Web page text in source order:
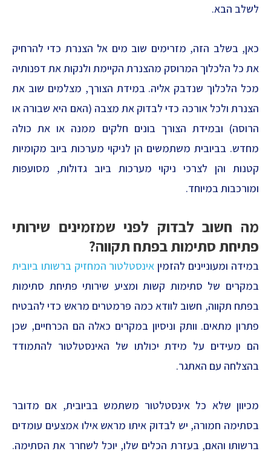
לשלב הבא.
כאן, בשלב הזה, מזרימים שוב מים אל הצנרת כדי להרחיק
את כל הלכלוך המרוסק מהצנרת הקיימת ולנקות את דפנותיה
מכל הלכלוך שנדבק אליה. במידת הצורך, מצלמים שוב את
הצנרת ולכל אורכה כדי לבדוק את מצבה (האם היא שבורה או
הרוסה) ובמידת הצורך בונים חלקים ממנה או את כולה
מחדש. בביובית משתמשים הן לניקוי מערכות ביוב מקומיות
קטנות והן לצרכי ניקוי מערכות ביוב גדולות, מסועפות
ומורכבות במיוחד.
מה חשוב לבדוק לפני שמזמינים שירותי
פתיחת סתימות בפתח תקווה?
במידה ומעוניינים להזמין אינסטלטור המחזיק ברשותו ביובית
במקרים של סתימות קשות ומציע שירותי פתיחת סתימות
בפתח תקווה, חשוב לוודא כמה פרמטרים מראש כדי להבטיח
פתרון מתאים. וותק וניסיון במקרים כאלה הם הכרחיים, שכן
הם מעידים על מידת יכולתו של האינסטלטור להתמודד
בהצלחה עם האתגר.
מכיוון שלא כל אינסטלטור משתמש בביובית, אם מדובר
בסתימה חמורה, יש לבדוק איתו מראש אילו אמצעים עומדים
ברשותו והאם, בעזרת הכלים שלו, יוכל לשחרר את הסתימה.